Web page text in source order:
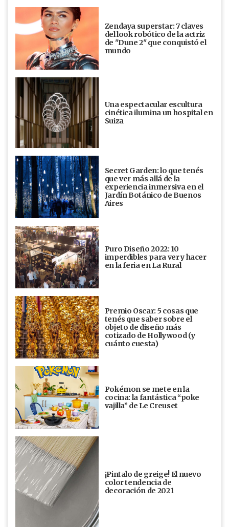
Zendaya superstar: 7 claves
del look robótico de la actriz
de "Dune 2" que conquistó el
mundo
Una espectacular escultura
cinética ilumina un hospital en
Suiza
Secret Garden: lo que tenés
que ver más allá de la
experiencia inmersiva en el
Jardín Botánico de Buenos
Aires
Puro Diseño 2022: 10
imperdibles para ver y hacer
en la feria en La Rural
Premio Oscar: 5 cosas que
tenés que saber sobre el
objeto de diseño más
cotizado de Hollywood (y
cuánto cuesta)
Pokémon se mete en la
cocina: la fantástica “poke
vajilla” de Le Creuset
¡Pintalo de greige! El nuevo
color tendencia de
decoración de 2021